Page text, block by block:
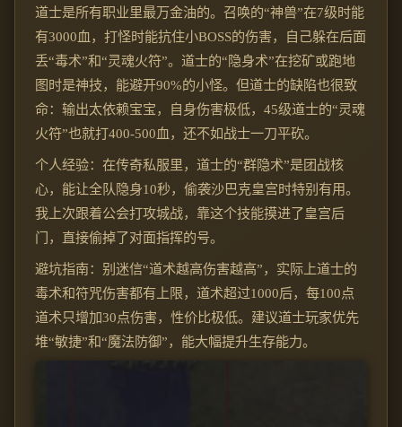
道士是所有职业里最万金油的。召唤的“神兽”在7级时能
有3000血，打怪时能抗住小BOSS的伤害，自己躲在后面
丢“毒术”和“灵魂火符”。道士的“隐身术”在挖矿或跑地
图时是神技，能避开90%的小怪。但道士的缺陷也很致
命：输出太依赖宝宝，自身伤害极低，45级道士的“灵魂
火符”也就打400-500血，还不如战士一刀平砍。
个人经验：在传奇私服里，道士的“群隐术”是团战核
心，能让全队隐身10秒，偷袭沙巴克皇宫时特别有用。
我上次跟着公会打攻城战，靠这个技能摸进了皇宫后
门，直接偷掉了对面指挥的号。
避坑指南：别迷信“道术越高伤害越高”，实际上道士的
毒术和符咒伤害都有上限，道术超过1000后，每100点
道术只增加30点伤害，性价比极低。建议道士玩家优先
堆“敏捷”和“魔法防御”，能大幅提升生存能力。